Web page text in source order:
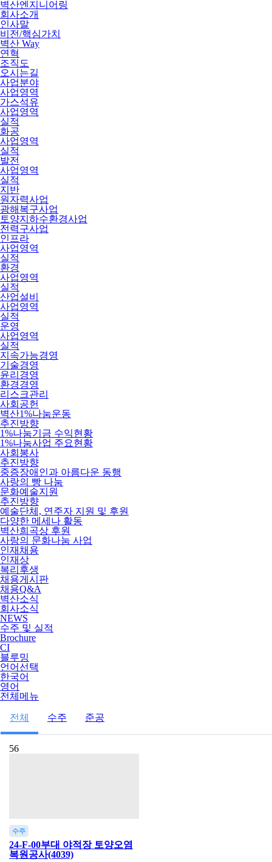
벽산엔지니어링
회사소개
인사말
비전/핵심가치
벽산 Way
연혁
조직도
오시는길
사업분야
사업영역
가스석유
사업영역
실적
화공
사업영역
실적
발전
사업영역
실적
지반
원자력사업
광해복구사업
토양지하수환경사업
전력구사업
인프라
사업영역
실적
환경
사업영역
실적
산업설비
사업영역
실적
운영
사업영역
실적
지속가능경영
기술경영
윤리경영
환경경영
리스크관리
사회공헌
벽산1%나눔운동
추진방향
1%나눔기금 수익현황
1%나눔사업 주요현황
사회봉사
추진방향
중증장애인과 아름다운 동행
사랑의 빵 나눔
문화예술지원
추진방향
예술단체, 연주자 지원 및 후원
다양한 메세나 활동
벽산희곡상 후원
사랑의 문화나눔 사업
인재채용
인재상
복리후생
채용게시판
채용Q&A
벽산소식
회사소식
NEWS
수주 및 실적
Brochure
CI
블루밍
언어선택
한국어
영어
전체메뉴
전체 수주 준공
56
수주
24-F-00부대 야적장 토양오염
복원공사(4039)